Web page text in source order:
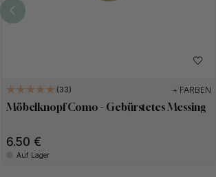
33 + FARBEN
Möbelknopf Como - Gebürstetes Messing
6.50
Auf Lager